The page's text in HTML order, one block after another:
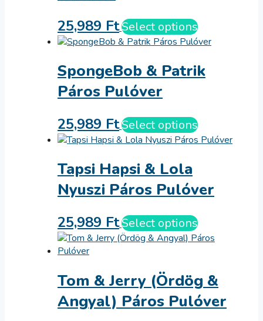
25,989 FtSelect options
SpongeBob & Patrik
Páros Pulóver
25,989 FtSelect options
Tapsi Hapsi & Lola
Nyuszi Páros Pulóver
25,989 FtSelect options
Tom & Jerry (Ördög &
Angyal) Páros Pulóver